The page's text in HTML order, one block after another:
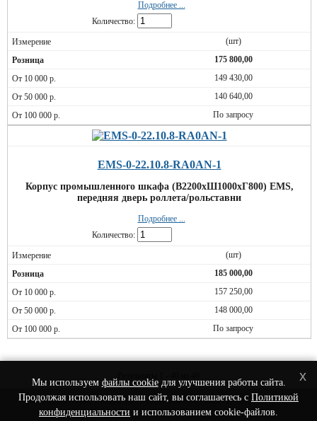
Мы используем файлы cookieдля улучшения работы сайта.
Продолжая использовать наш сайт, вы соглашаетесь с Политикой
конфиденциальности и использованием cookie-файлов.
x
Подробнее ...
Количество:
(шт)
175 800,00
149 430,00
140 640,00
По запросу
EMS-0-22.10.8-RA0AN-1
Корпус промышленного шкафа (В2200хШ1000хГ800) EMS,
передняя дверь роллета/рольставни
Подробнее ...
Количество:
(шт)
185 000,00
157 250,00
148 000,00
По запросу
© 2022 Интернет-Магазин сетевого оборудования - Nets-Shop.ru.